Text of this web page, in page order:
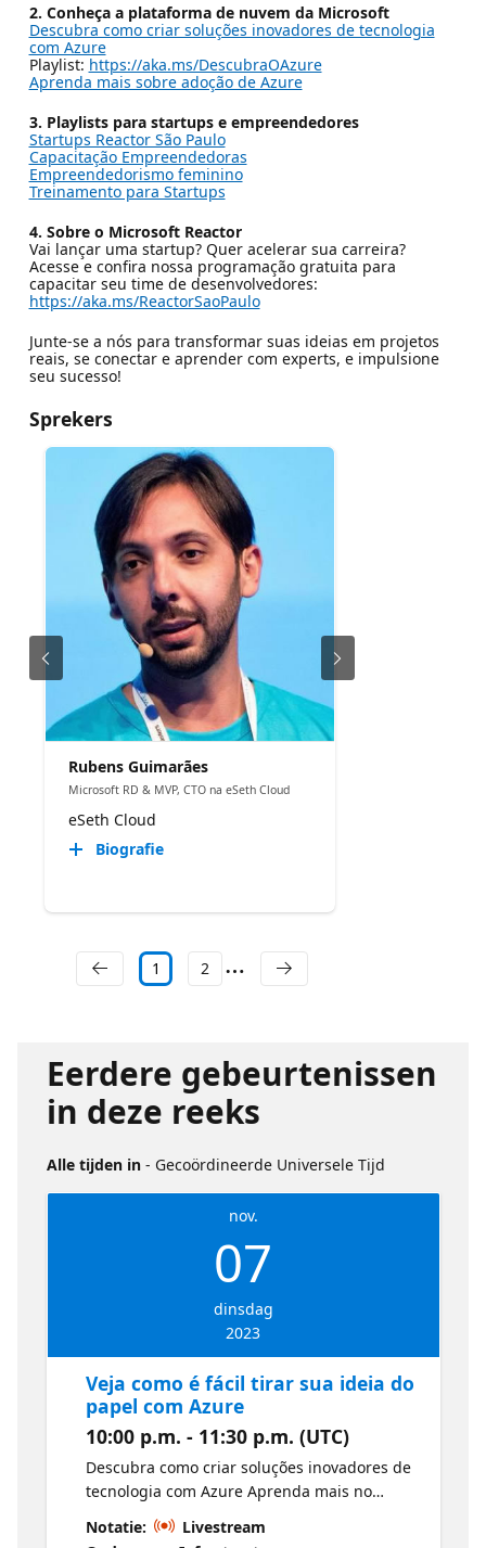
2. Conheça a plataforma de nuvem da Microsoft
Descubra como criar soluções inovadores de tecnologia
com Azure
Playlist: https://aka.ms/DescubraOAzure
Aprenda mais sobre adoção de Azure
3. Playlists para startups e empreendedores
Startups Reactor São Paulo
Capacitação Empreendedoras
Empreendedorismo feminino
Treinamento para Startups
4. Sobre o Microsoft Reactor
Vai lançar uma startup? Quer acelerar sua carreira?
Acesse e confira nossa programação gratuita para
capacitar seu time de desenvolvedores:
https://aka.ms/ReactorSaoPaulo
Junte-se a nós para transformar suas ideias em projetos
reais, se conectar e aprender com experts, e impulsione
seu sucesso!
Sprekers
Rubens Guimarães
Microsoft RD & MVP, CTO na eSeth Cloud
eSeth Cloud
Biografie
1 2
Eerdere gebeurtenissen
in deze reeks
Alle tijden in - Gecoördineerde Universele Tijd
nov.
07
dinsdag
2023
Veja como é fácil tirar sua ideia do
papel com Azure
10:00 p.m. - 11:30 p.m. (UTC)
Descubra como criar soluções inovadores de
tecnologia com Azure Aprenda mais no
Microsoft Learn:
https://learn.microsoft.com/azure/cloud-
Notatie:
Livestream